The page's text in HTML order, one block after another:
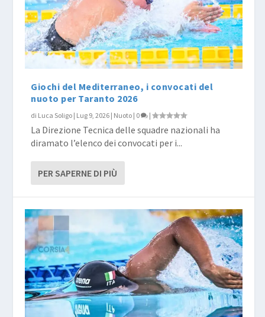
Giochi del Mediterraneo, i convocati del
nuoto per Taranto 2026
di Luca Soligo | Lug 9, 2026 | Nuoto | 0 |
La Direzione Tecnica delle squadre nazionali ha
diramato l’elenco dei convocati per i...
PER SAPERNE DI PIÙ